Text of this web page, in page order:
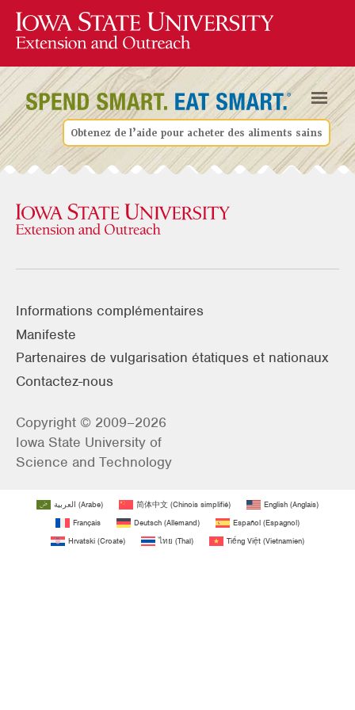
Obtenez de l’aide pour acheter des aliments sains
Informations complémentaires
Manifeste
Partenaires de vulgarisation étatiques et nationaux
Contactez-nous
Copyright © 2009–2026
Iowa State University of
Science and Technology
العربية (Arabe) 简体中文 (Chinois simplifié) English (Anglais)
Français
Deutsch (Allemand) Español (Espagnol)
Hrvatski (Croate) ไทย (Thaï) Tiếng Việt (Vietnamien)